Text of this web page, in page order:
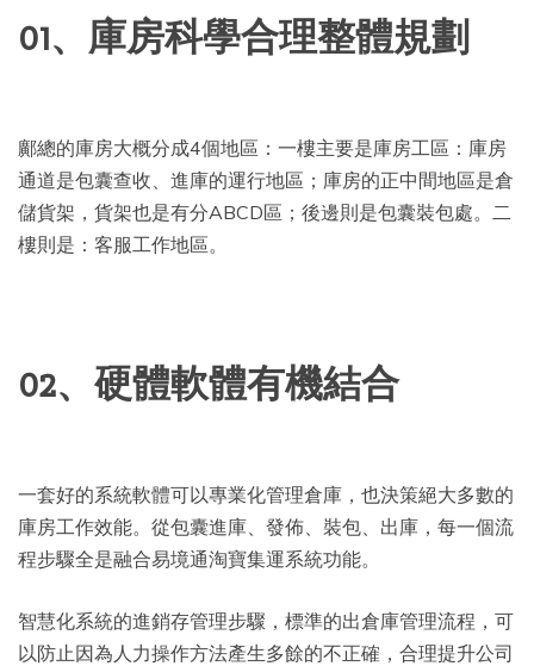
01、庫房科學合理整體規劃
鄺總的庫房大概分成4個地區：一樓主要是庫房工區：庫房
通道是包囊查收、進庫的運行地區；庫房的正中間地區是倉
儲貨架，貨架也是有分ABCD區；後邊則是包囊裝包處。二
樓則是：客服工作地區。
02、硬體軟體有機結合
一套好的系統軟體可以專業化管理倉庫，也決策絕大多數的
庫房工作效能。從包囊進庫、發佈、裝包、出庫，每一個流
程步驟全是融合易境通淘寶集運系統功能。
智慧化系統的進銷存管理步驟，標準的出倉庫管理流程，可
以防止因為人力操作方法產生多餘的不正確，合理提升公司